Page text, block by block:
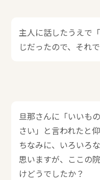
主人に話したうえで
じだったので、それで
旦那さんに「いいも
さい」と言われたと
ちなみに、いろいろ
思いますが、ここの
けどうでしたか？